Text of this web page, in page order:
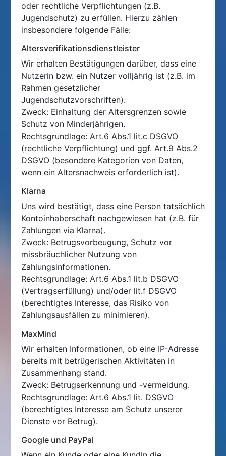
oder rechtliche Verpflichtungen (z.B.
Jugendschutz) zu erfüllen. Hierzu zählen
insbesondere folgende Fälle:
Altersverifikationsdienstleister
Wir erhalten Bestätigungen darüber, dass eine
Nutzerin bzw. ein Nutzer volljährig ist (z.B. im
Rahmen gesetzlicher
Jugendschutzvorschriften).
Zweck: Einhaltung der Altersgrenzen sowie
Schutz von Minderjährigen.
Rechtsgrundlage: Art.6 Abs.1 lit.c DSGVO
(rechtliche Verpflichtung) und ggf. Art.9 Abs.2
DSGVO (besondere Kategorien von Daten,
wenn ein Altersnachweis erforderlich ist).
Klarna
Uns wird bestätigt, dass eine Person tatsächlich
Kontoinhaberschaft nachgewiesen hat (z.B. für
Zahlungen via Klarna).
Zweck: Betrugsvorbeugung, Schutz vor
missbräuchlicher Nutzung von
Zahlungsinformationen.
Rechtsgrundlage: Art.6 Abs.1 lit.b DSGVO
(Vertragserfüllung) und/oder lit.f DSGVO
(berechtigtes Interesse, das Risiko von
Zahlungsausfällen zu minimieren).
MaxMind
Wir erhalten Informationen, ob eine IP-Adresse
bereits mit betrügerischen Aktivitäten in
Zusammenhang stand.
Zweck: Betrugserkennung und -vermeidung.
Rechtsgrundlage: Art.6 Abs.1 lit. DSGVO
(berechtigtes Interesse am Schutz unserer
Dienste vor Betrug).
Google und PayPal